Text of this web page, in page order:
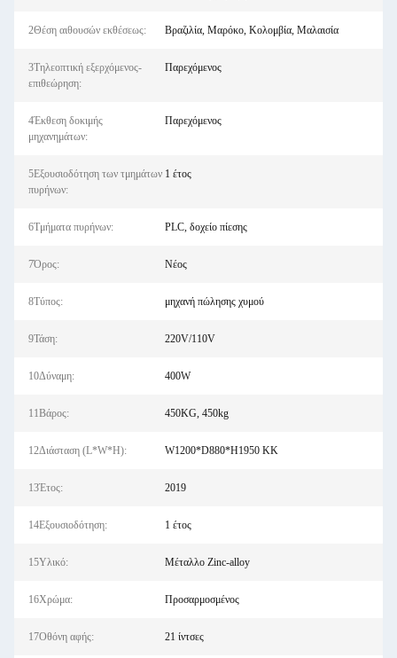
2Θέση αιθουσών εκθέσεως: Βραζιλία, Μαρόκο, Κολομβία, Μαλαισία
3Τηλεοπτική εξερχόμενος-
επιθεώρηση:
Παρεχόμενος
4Έκθεση δοκιμής
μηχανημάτων:
Παρεχόμενος
5Εξουσιοδότηση των τμημάτων
πυρήνων:
1 έτος
6Τμήματα πυρήνων: PLC, δοχείο πίεσης
7Όρος: Νέος
8Τύπος: μηχανή πώλησης χυμού
9Τάση: 220V/110V
10Δύναμη: 400W
11Βάρος: 450KG, 450kg
12Διάσταση (L*W*H): W1200*D880*H1950 ΚΚ
13Έτος: 2019
14Εξουσιοδότηση: 1 έτος
15Υλικό: Μέταλλο Zinc-alloy
16Χρώμα: Προσαρμοσμένος
17Οθόνη αφής: 21 ίντσες